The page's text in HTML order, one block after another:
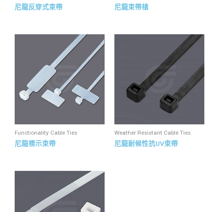
尼龍反穿式束帶 尼龍束帶槍
Functionality Cable Ties
尼龍標示束帶
Weather Resistant Cable Ties
尼龍耐候性抗UV束帶